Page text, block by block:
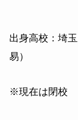
出身高校：埼
易）
※現在は閉校